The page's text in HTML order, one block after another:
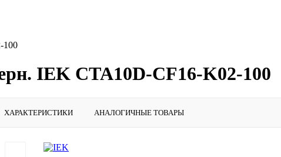
100
IEK CTA10D-CF16-K02-100
ХАРАКТЕРИСТИКИ АНАЛОГИЧНЫЕ ТОВАРЫ